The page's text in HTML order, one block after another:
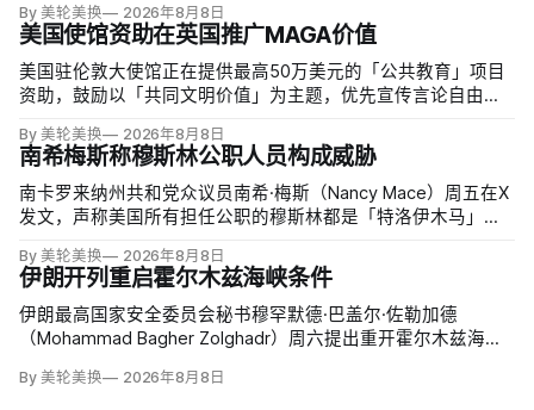
22.5亿美元、外国授权业务2025年收入6100万美元；
By 美轮美换 2026年8月8日
美国使馆资助在英国推广MAGA价值
美国驻伦敦大使馆正在提供最高50万美元的「公共教育」项目
资助，鼓励以「共同文明价值」为主题，优先宣传言论自由、
念。英国自由民主党议员丽莎·斯玛特（Lisa Smart）指责特朗
普政府用「MAGA资金」干预英国民主；
By 美轮美换 2026年8月8日
南希梅斯称穆斯林公职人员构成威胁
南卡罗来纳州共和党众议员南希·梅斯（Nancy Mace）周五在X
发文，声称美国所有担任公职的穆斯林都是「特洛伊木马」，
默」。截至浏览器核验时，这条帖子获得约440万次浏览、6.2
万次点赞、1万次转发和7800条回复。
By 美轮美换 2026年8月8日
伊朗开列重启霍尔木兹海峡条件
伊朗最高国家安全委员会秘书穆罕默德·巴盖尔·佐勒加德
（Mohammad Bagher Zolghadr）周六提出重开霍尔木兹海峡
支付战争赔偿、释放被冻结资产，并停止攻击伊朗地区盟友及
By 美轮美换 2026年8月8日